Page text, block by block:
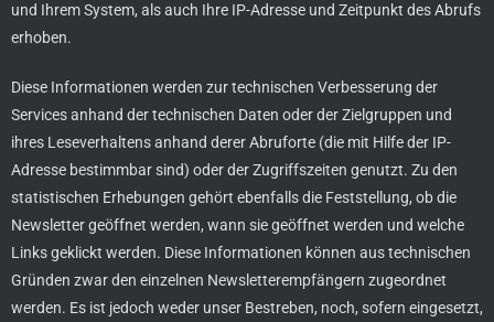
und Ihrem System, als auch Ihre IP-Adresse und Zeitpunkt des Abrufs
erhoben.
Diese Informationen werden zur technischen Verbesserung der
Services anhand der technischen Daten oder der Zielgruppen und
ihres Leseverhaltens anhand derer Abruforte (die mit Hilfe der IP-
Adresse bestimmbar sind) oder der Zugriffszeiten genutzt. Zu den
statistischen Erhebungen gehört ebenfalls die Feststellung, ob die
Newsletter geöffnet werden, wann sie geöffnet werden und welche
Links geklickt werden. Diese Informationen können aus technischen
Gründen zwar den einzelnen Newsletterempfängern zugeordnet
werden. Es ist jedoch weder unser Bestreben, noch, sofern eingesetzt,